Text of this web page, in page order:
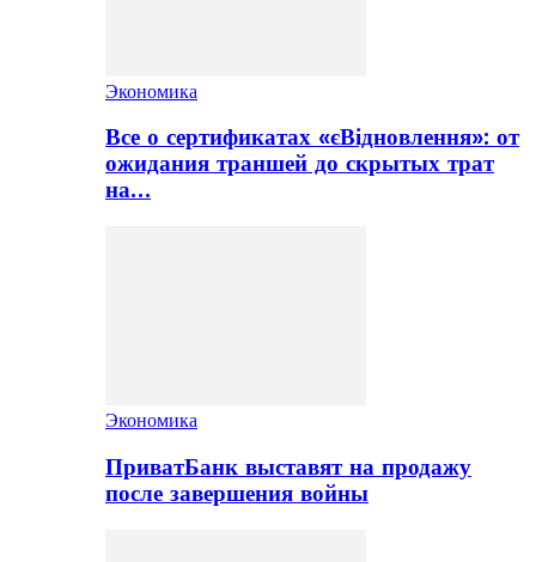
Экономика
Все о сертификатах «єВідновлення»: от
ожидания траншей до скрытых трат
на…
Экономика
ПриватБанк выставят на продажу
после завершения войны